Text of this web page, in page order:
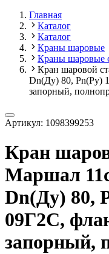
Главная
Каталог
Каталог
Краны шаровые
Краны шаровые
Кран шаровой
Dn(Ду) 80, Рn(Ру)
запорный,
Артикул: 1098399253
Кран
Маршал
Dn(Ду) 80,
09Г2С,
запорный,